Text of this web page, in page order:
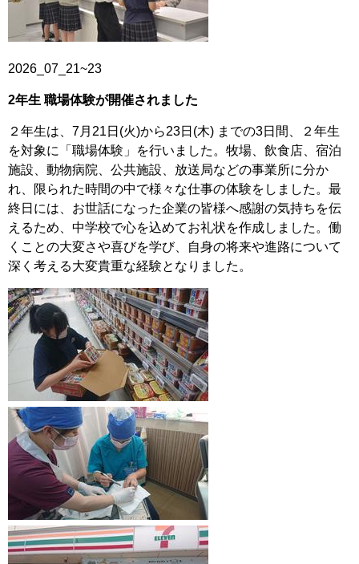
2026_07_21~23
2年生 職場体験が開催されました
２年生は、7月21日(火)から23日(木) までの3日間、２年生
を対象に「職場体験」を行いました。牧場、飲食店、宿泊
施設、動物病院、公共施設、放送局などの事業所に分か
れ、限られた時間の中で様々な仕事の体験をしました。最
終日には、お世話になった企業の皆様へ感謝の気持ちを伝
えるため、中学校で心を込めてお礼状を作成しました。働
くことの大変さや喜びを学び、自身の将来や進路について
深く考える大変貴重な経験となりました。